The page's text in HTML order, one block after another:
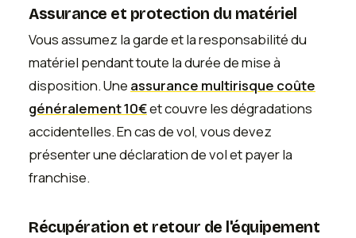
Assurance et protection du matériel
Vous assumez la garde et la responsabilité du
matériel pendant toute la durée de mise à
disposition. Une assurance multirisque coûte
généralement 10€et couvre les dégradations
accidentelles. En cas de vol, vous devez
présenter une déclaration de vol et payer la
franchise.
Récupération et retour de l'équipement